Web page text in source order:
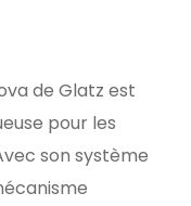
de Glatz est
pour les
son système